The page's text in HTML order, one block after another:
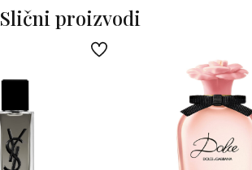
Slični proizvodi